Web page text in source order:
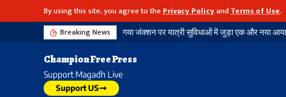
By using this site, you agree to thePrivacy PolicyandTerms of Use.
Breaking News
Champion Free Press
Support Magadh Live
Support US